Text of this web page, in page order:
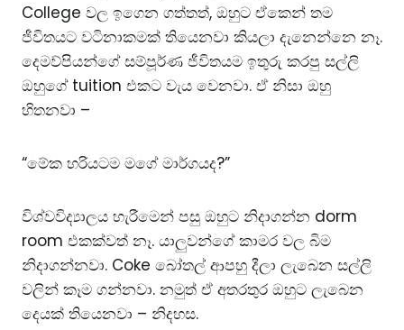
College වල ඉගෙන ගත්තත්, ඔහුට ඒකෙන් තම
ජීවිතයට වටිනාකමක් තියෙනවා කියලා දැනෙන්නෙ නෑ.
දෙමව්පියන්ගේ සම්පූර්ණ ජීවිතයම ඉතුරු කරපු සල්ලි
ඔහුගේ tuition එකට වැය වෙනවා. ඒ නිසා ඔහු
හිතනවා –
“මේක හරියටම මගේ මාර්ගයද?”
විශ්වවිද්‍යාලය හැරීමෙන් පසු ඔහුට නිදාගන්න dorm
room එකක්වත් නෑ. යාලුවන්ගේ කාමර වල බිම
නිදාගන්නවා. Coke බෝතල් ආපහු දීලා ලැබෙන සල්ලි
වලින් කෑම ගන්නවා. නමුත් ඒ අතරතුර ඔහුට ලැබෙන
දෙයක් තියෙනවා – නිදහස.